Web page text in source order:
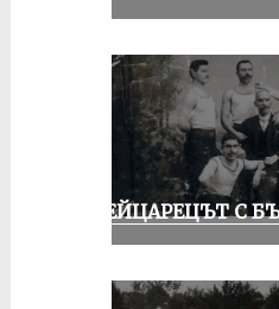
ШВЕЙЦАРЕЦЪТ С